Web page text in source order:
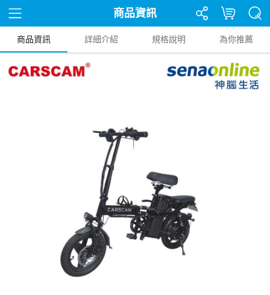
商品資訊
商品資訊 詳細介紹 規格說明 為你推薦